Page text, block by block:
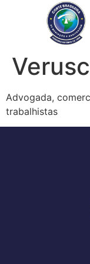
Advogada,
trabalhistas